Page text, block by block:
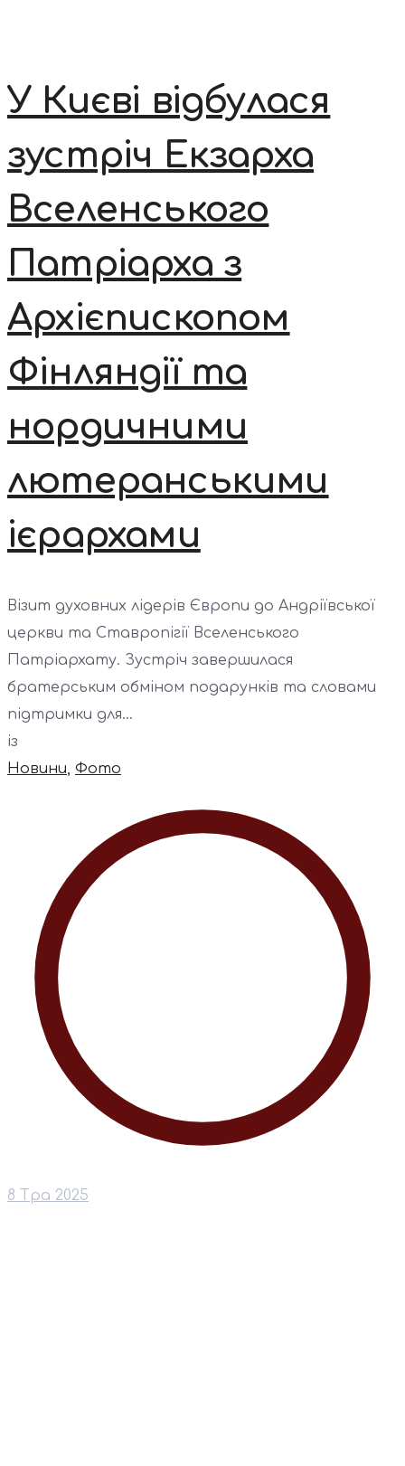
У Києві відбулася
зустріч Екзарха
Вселенського
Патріарха з
Архієпископом
Фінляндії та
нордичними
лютеранськими
ієрархами
Візит духовних лідерів Європи до Андріївської
церкви та Ставропігії Вселенського
Патріархату. Зустріч завершилася
братерським обміном подарунків та словами
підтримки для...
із
Новини, Фото
8 Тра 2025